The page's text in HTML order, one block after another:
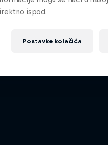
ispod.
Postavke kolačića